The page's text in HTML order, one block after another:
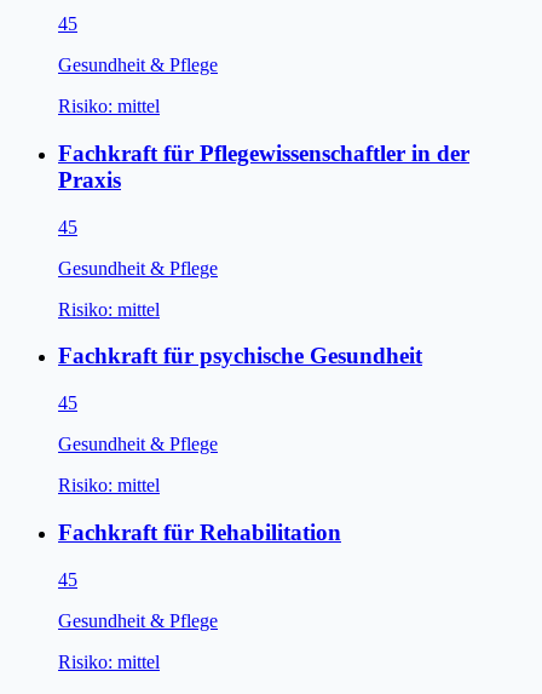
45
Gesundheit & Pflege
Risiko: mittel
Fachkraft für Pflegewissenschaftler in der
Praxis
45
Gesundheit & Pflege
Risiko: mittel
Fachkraft für psychische Gesundheit
45
Gesundheit & Pflege
Risiko: mittel
Fachkraft für Rehabilitation
45
Gesundheit & Pflege
Risiko: mittel